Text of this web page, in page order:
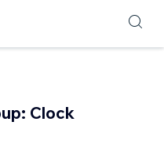
Clock